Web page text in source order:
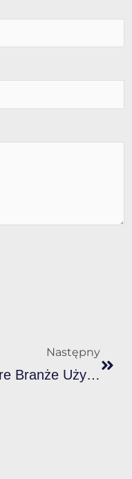
Następny
Które Branże Używają Głównie Specjalistycznych Farb Plastizolowych?